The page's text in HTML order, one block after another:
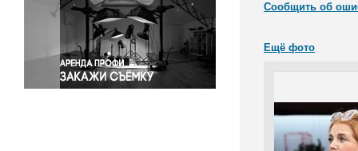
Спорт
Экология
Экономика и бизнес
Сообщить об
Ещё фото